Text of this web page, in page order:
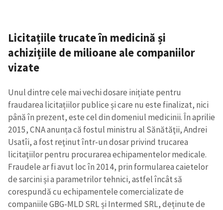
Licitațiile trucate în medicină și
achizițiile de milioane ale companiilor
vizate
Unul dintre cele mai vechi dosare inițiate pentru
fraudarea licitațiilor publice și care nu este finalizat, nici
până în prezent, este cel din domeniul medicinii. În aprilie
2015, CNA anunța că fostul ministru al Sănătăţii, Andrei
Usatîi, a fost reţinut într-un dosar privind trucarea
licitaţiilor pentru procurarea echipamentelor medicale.
Fraudele ar fi avut loc în 2014, prin formularea caietelor
de sarcini și a parametrilor tehnici, astfel încât să
corespundă cu echipamentele comercializate de
companiile GBG-MLD SRL și Intermed SRL, deținute de